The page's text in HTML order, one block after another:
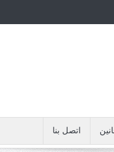
اتصل بنا